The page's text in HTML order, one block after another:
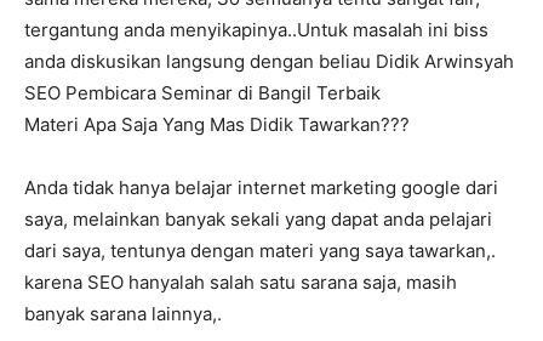
tergantung anda menyikapinya..Untuk masalah ini biss
anda diskusikan langsung dengan beliau Didik Arwinsyah
SEO Pembicara Seminar di Bangil Terbaik
Materi Apa Saja Yang Mas Didik Tawarkan???
Anda tidak hanya belajar internet marketing google dari
saya, melainkan banyak sekali yang dapat anda pelajari
dari saya, tentunya dengan materi yang saya tawarkan,.
karena SEO hanyalah salah satu sarana saja, masih
banyak sarana lainnya,.